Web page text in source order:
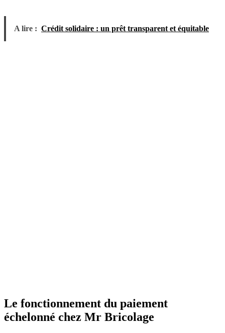
A lire : Crédit solidaire : un prêt transparent et équitable
Le fonctionnement du paiement
échelonné chez Mr Bricolage